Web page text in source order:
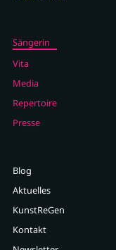
Sängerin
Vita
Media
Repertoire
Presse
Blog
Aktuelles
KunstReGen
Kontakt